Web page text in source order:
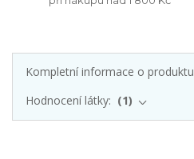
Kompletní informace o produktu
Hodnocení látky:
1